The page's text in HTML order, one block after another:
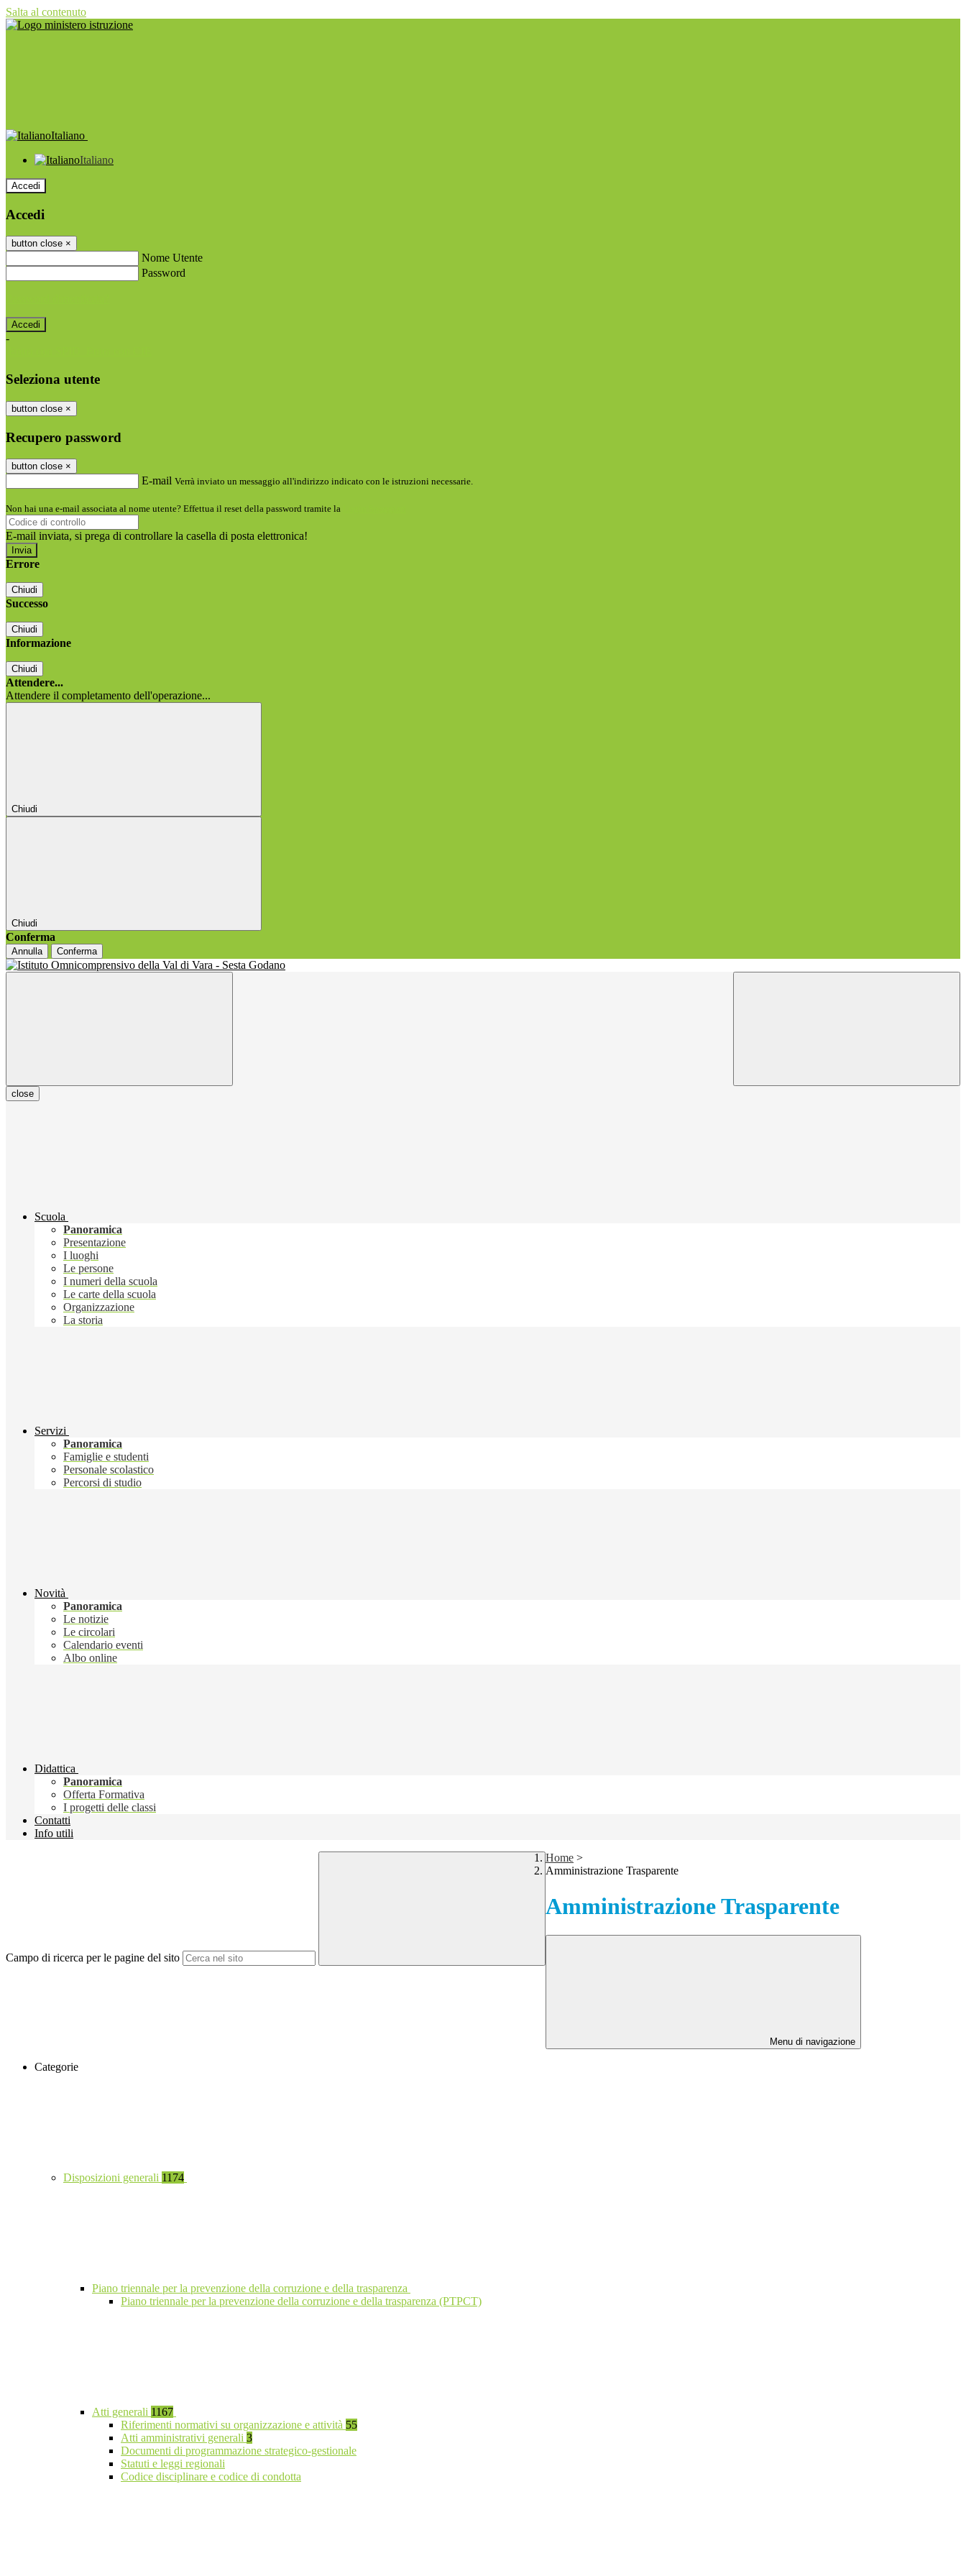
Salta al contenuto
Italiano
Italiano
Accedi
Accedi
button close ×
Nome Utente
Password
-
Seleziona utente
button close ×
Recupero password
button close ×
E-mail Verrà inviato un messaggio all'indirizzo indicato con le istruzioni necessarie.
Non hai una e-mail associata al nome utente? Effettua il reset della password tramite la
E-mail inviata, si prega di controllare la casella di posta elettronica!
Errore
Chiudi
Successo
Chiudi
Informazione
Chiudi
Attendere...
Attendere il completamento dell'operazione...
Chiudi
Chiudi
Conferma
Annulla Conferma
close
Scuola
Panoramica
Presentazione
I luoghi
Le persone
I numeri della scuola
Le carte della scuola
Organizzazione
La storia
Servizi
Panoramica
Famiglie e studenti
Personale scolastico
Percorsi di studio
Novità
Panoramica
Le notizie
Le circolari
Calendario eventi
Albo online
Didattica
Panoramica
Offerta Formativa
I progetti delle classi
Contatti
Info utili
Campo di ricerca per le pagine del sito
Home >
Amministrazione Trasparente
Amministrazione Trasparente
Menu di navigazione
Categorie
Disposizioni generali 1174
Piano triennale per la prevenzione della corruzione e della trasparenza
Piano triennale per la prevenzione della corruzione e della trasparenza (PTPCT)
Atti generali 1167
Riferimenti normativi su organizzazione e attività 55
Atti amministrativi generali 3
Documenti di programmazione strategico-gestionale
Statuti e leggi regionali
Codice disciplinare e codice di condotta